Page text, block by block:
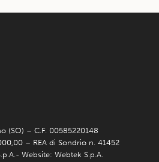
(SO) – C.F. 00585220148
– REA di Sondrio n. 41452
Website: Webtek S.p.A.